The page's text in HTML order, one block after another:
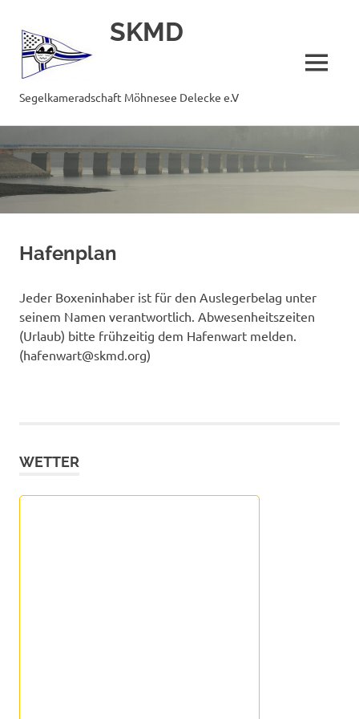
Inhalt
springen
SKMD
Segelkameradschaft Möhnesee Delecke e.V
MENÜ
Hafenplan
Jeder Boxeninhaber ist für den Auslegerbelag unter
seinem Namen verantwortlich. Abwesenheitszeiten
(Urlaub) bitte frühzeitig dem Hafenwart melden.
(hafenwart@skmd.org)
WETTER